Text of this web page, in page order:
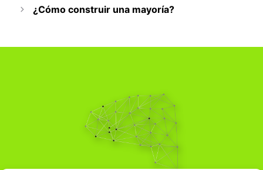
¿Cómo construir una mayoría?